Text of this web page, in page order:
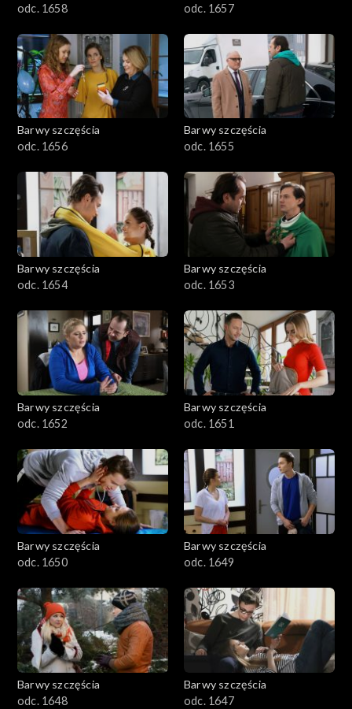
odc. 1658
odc. 1657
Barwy szczęścia
odc. 1656
Barwy szczęścia
odc. 1655
Barwy szczęścia
odc. 1654
Barwy szczęścia
odc. 1653
Barwy szczęścia
odc. 1652
Barwy szczęścia
odc. 1651
Barwy szczęścia
odc. 1650
Barwy szczęścia
odc. 1649
Barwy szczęścia
odc. 1648
Barwy szczęścia
odc. 1647